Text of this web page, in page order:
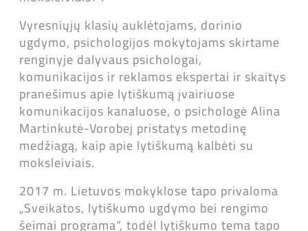
Vyresniųjų klasių auklėtojams, dorinio
ugdymo, psichologijos mokytojams skirtame
renginyje dalyvaus psichologai,
komunikacijos ir reklamos ekspertai ir skaitys
pranešimus apie lytiškumą įvairiuose
komunikacijos kanaluose, o psichologė Alina
Martinkutė-Vorobej pristatys metodinę
medžiagą, kaip apie lytiškumą kalbėti su
moksleiviais.
2017 m. Lietuvos mokyklose tapo privaloma
„Sveikatos, lytiškumo ugdymo bei rengimo
šeimai programa“, todėl lytiškumo tema tapo